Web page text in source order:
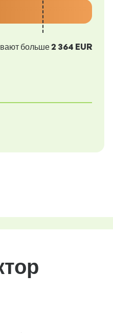
больше2 364 EUR